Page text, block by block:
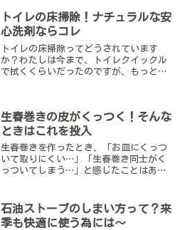
いるので、シナシナ大根にしてしまう心
配から解放されています。...
トイレの床掃除！ナチュラルな安
心洗剤ならコレ
トイレの床掃除ってどうされています
か？わたしは今まで、トイレクイックル
で拭くくらいだったのですが、もっとナ
除できることが理想です。そ...
生春巻きの皮がくっつく！そんな
ときはこれを投入
生春巻きを作ったとき、「お皿にくっつ
いて取りにくい…」「生春巻き同士がく
っついてしまう…」と感じたことはあり
戻すぬるま湯に少量の油を入れる方法を
取り入れています。久しぶ...
石油ストーブのしまい方って？来
季も快適に使う為には～